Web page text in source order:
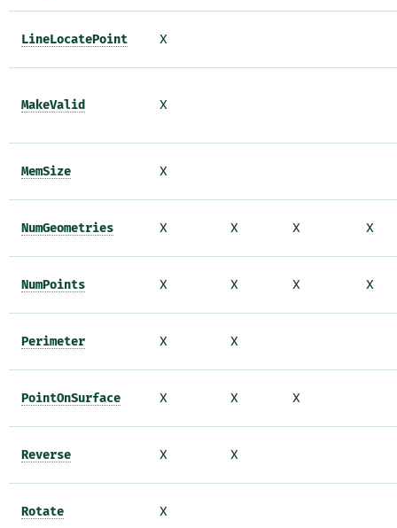
LineLocatePoint X
MakeValid X
MemSize X
NumGeometries X X X X
NumPoints X X X X
Perimeter X X
PointOnSurface X X X
Reverse X X
Rotate X